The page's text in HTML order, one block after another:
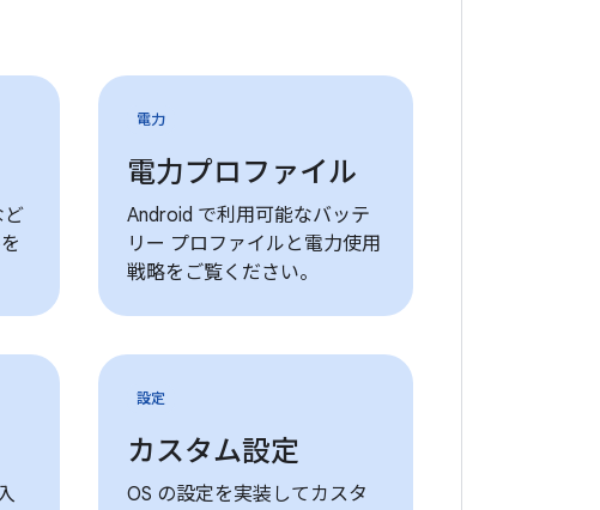
ど
電力
電力プロファイル
Android で利用可能なバッテ
リー プロファイルと電力使用
戦略をご覧ください。
設定
カスタム設定
OS の設定を実装してカスタ